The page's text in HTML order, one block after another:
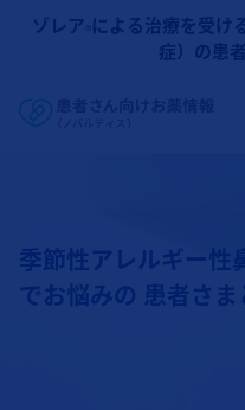
ゾレア による治療を受け
症）の患
Site Logo
季節性アレルギー性
でお悩みの 患者さま